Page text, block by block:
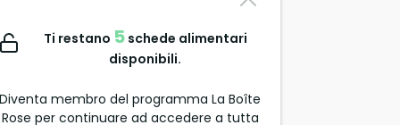
Contattaci
support@alimentation-
Ti restano 5schede alimentari
disponibili.
Diventa membro del programma La Boîte
Rose per continuare ad accedere a tutta